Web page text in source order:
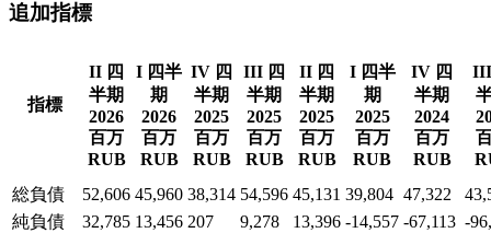
追加指標
指標
II 四
半期
2026
百万
RUB
I 四半
期
2026
百万
RUB
IV 四
半期
2025
百万
RUB
III 四
半期
2025
百万
RUB
II 四
半期
2025
百万
RUB
I 四半
期
2025
百万
RUB
IV 四
半期
2024
百万
RUB
総負債
52,606 45,960 38,314 54,596 45,131 39,804 47,322
純負債
32,785 13,456 207 9,278 13,396 -14,557 -67,113 -